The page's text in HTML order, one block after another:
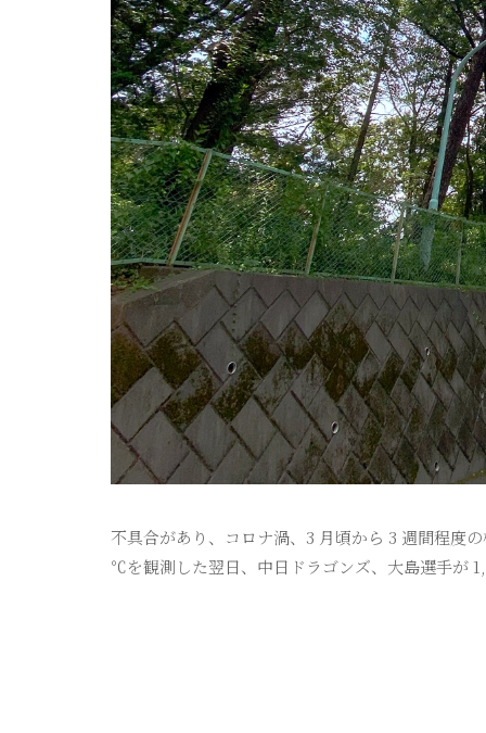
不具合があり、コロナ渦、3 月頃から 3 週間程度
℃を観測した翌日、中日ドラゴンズ、大島選手が